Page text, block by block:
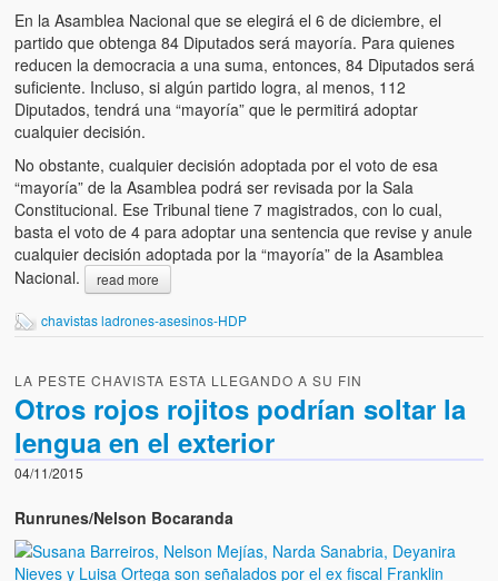
Fotos
Versos
Cuentos
Videos
Chistes
En la Asamblea Nacional que se elegirá el 6 de diciembre, el
partido que obtenga 84 Diputados será mayoría. Para quienes
reducen la democracia a una suma, entonces, 84 Diputados será
suficiente. Incluso, si algún partido logra, al menos, 112
Diputados, tendrá una “mayoría” que le permitirá adoptar
cualquier decisión.
No obstante, cualquier decisión adoptada por el voto de esa
“mayoría” de la Asamblea podrá ser revisada por la Sala
Constitucional. Ese Tribunal tiene 7 magistrados, con lo cual,
basta el voto de 4 para adoptar una sentencia que revise y anule
cualquier decisión adoptada por la “mayoría” de la Asamblea
Nacional.
read more
chavistas ladrones-asesinos-HDP
LA PESTE CHAVISTA ESTA LLEGANDO A SU FIN
Otros rojos rojitos podrían soltar la
lengua en el exterior
04/11/2015
Runrunes/Nelson Bocaranda